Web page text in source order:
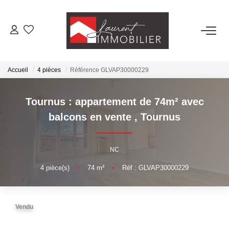
ACHETER
LOUER
ESTIMER
Accueil 4 pièces Référence GLVAP30000229
Tournus : appartement de 74m² avec
balcons en vente , Tournus
NC
4 pièce(s) • 74 m² • Réf : GLVAP30000229
Vendu